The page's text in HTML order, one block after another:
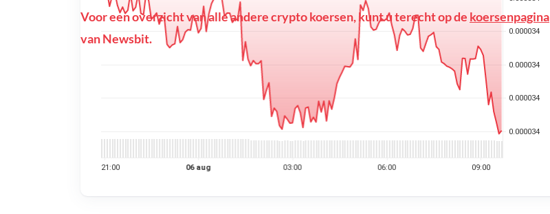
Voor een overzicht van alle andere crypto koersen, kunt u terecht op de koersenpagina
van Newsbit.